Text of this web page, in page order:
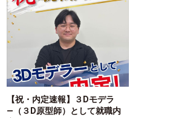
【祝・内定速報】３Dモデラ
―（３D原型師）として就職内